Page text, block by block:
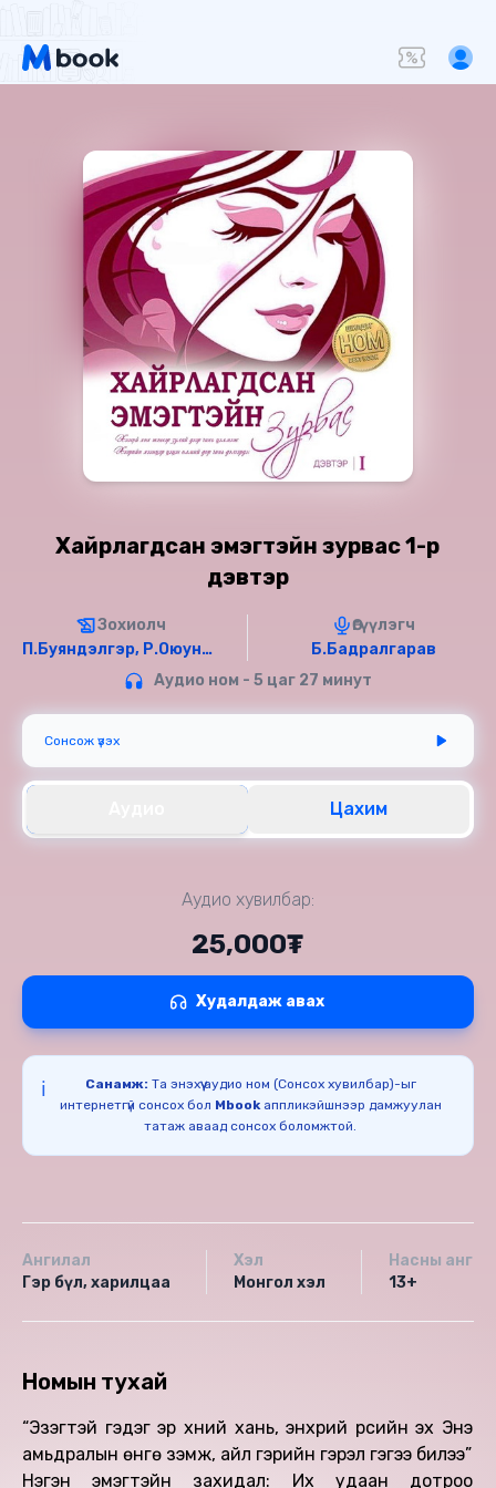
Хайрлагдсан эмэгтэйн зурвас 1-р
дэвтэр
Зохиолч
П.Буяндэлгэр, Р.Оюундарь
Өгүүлэгч
Б.Бадралгарав
Аудио ном - 5 цаг 27 минут
Сонсож үзэх
Цахим
Аудио хувилбар:
25,000₮
Худалдаж авах
ℹ️ Санамж: Та энэхүү аудио ном (Сонсох хувилбар)-ыг
интернетгүй сонсох бол Mbookаппликэйшнээр дамжуулан
татаж аваад сонсох боломжтой.
Ангилал
Гэр бүл, харилцаа
Хэл
Монгол хэл
Насны
13+
Номын тухай
“Эзэгтэй гэдэг эр хүний хань, энхрий үрсийн эх Энэ
амьдралын өнгө үзэмж, айл гэрийн гэрэл гэгээ билээ”
Нэгэн эмэгтэйн захидал: Их удаан дотроо